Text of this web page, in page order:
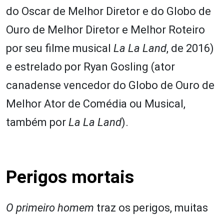
do Oscar de Melhor Diretor e do Globo de
Ouro de Melhor Diretor e Melhor Roteiro
por seu filme musical La La Land, de 2016)
e estrelado por Ryan Gosling (ator
canadense vencedor do Globo de Ouro de
Melhor Ator de Comédia ou Musical,
também por La La Land).
Perigos mortais
O primeiro homem traz os perigos, muitas